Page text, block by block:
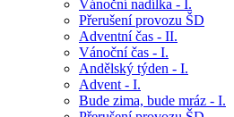
Vánoční nadílka - I.
Přerušení provozu ŠD
Adventní čas - II.
Vánoční čas - I.
Andělský týden - I.
Advent - I.
Bude zima, bude mráz - I.